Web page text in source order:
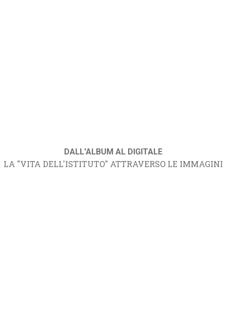
DALL'ALBUM AL DIGITALE
LA "VITA DELL'ISTITUTO" ATTRAVERSO LE IMMAGINI